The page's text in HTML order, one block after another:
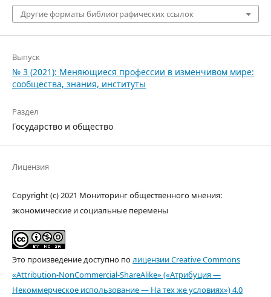
Другие форматы библиографических ссылок
Выпуск
№ 3 (2021): Меняющиеся профессии в изменчивом мире:
сообщества, знания, институты
Раздел
Государство и общество
Лицензия
Copyright (c) 2021 Мониторинг общественного мнения:
экономические и социальные перемены
Это произведение доступно полицензии Creative Commons
«Attribution-NonCommercial-ShareAlike» («Атрибуция —
Некоммерческое использование — На тех же условиях») 4.0